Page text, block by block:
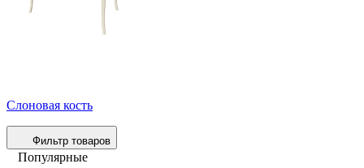
Слоновая кость
Фильтр товаров
Популярные